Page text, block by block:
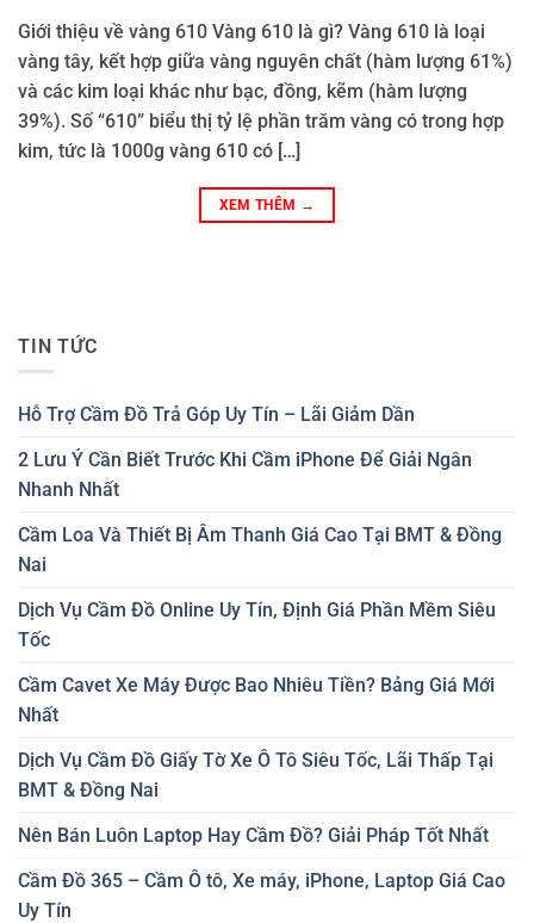
Giới thiệu về vàng 610 Vàng 610 là gì? Vàng 610 là loại
vàng tây, kết hợp giữa vàng nguyên chất (hàm lượng 61%)
và các kim loại khác như bạc, đồng, kẽm (hàm lượng
39%). Số “610” biểu thị tỷ lệ phần trăm vàng có trong hợp
kim, tức là 1000g vàng 610 có […]
XEM THÊM →
TIN TỨC
Hỗ Trợ Cầm Đồ Trả Góp Uy Tín – Lãi Giảm Dần
2 Lưu Ý Cần Biết Trước Khi Cầm iPhone Để Giải Ngân
Nhanh Nhất
Cầm Loa Và Thiết Bị Âm Thanh Giá Cao Tại BMT & Đồng
Nai
Dịch Vụ Cầm Đồ Online Uy Tín, Định Giá Phần Mềm Siêu
Tốc
Cầm Cavet Xe Máy Được Bao Nhiêu Tiền? Bảng Giá Mới
Nhất
Dịch Vụ Cầm Đồ Giấy Tờ Xe Ô Tô Siêu Tốc, Lãi Thấp Tại
BMT & Đồng Nai
Nên Bán Luôn Laptop Hay Cầm Đồ? Giải Pháp Tốt Nhất
Cầm Đồ 365 – Cầm Ô tô, Xe máy, iPhone, Laptop Giá Cao
Uy Tín